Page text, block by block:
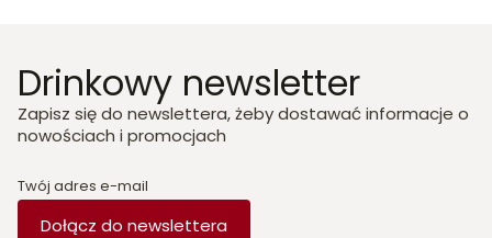
Drinkowy newsletter
Zapisz się do newslettera, żeby dostawać informacje o
nowościach i promocjach
Twój adres e-mail
Dołącz do newslettera